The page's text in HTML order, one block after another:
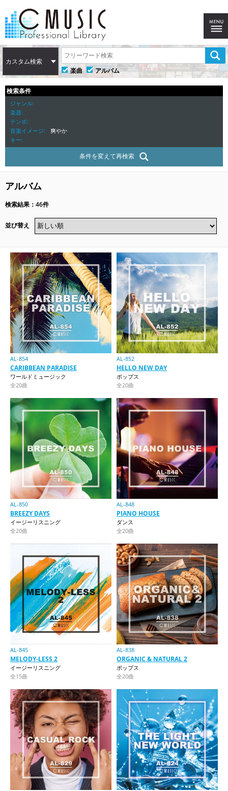
カスタム検索
楽曲
アルバム
検索条件
ジャンル
楽器
テンポ
音楽イメージ
爽やか
キー
条件を変えて再検索
アルバム
検索結果：46件
並び替え
AL-854
CARIBBEAN PARADISE
ワールドミュージック
全20曲
AL-852
HELLO NEW DAY
ポップス
全20曲
AL-850
BREEZY DAYS
イージーリスニング
全20曲
AL-848
PIANO HOUSE
ダンス
全20曲
AL-845
MELODY-LESS 2
イージーリスニング
全15曲
AL-838
ORGANIC & NATURAL 2
ポップス
全20曲